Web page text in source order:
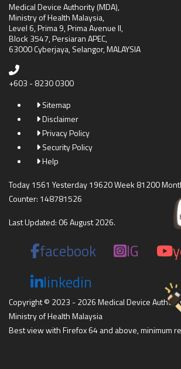
Medical Device Authority (MDA),
Ministry of Health Malaysia,
Level 6, Prima 9, Prima Avenue II,
Block 3547, Persiaran APEC,
63000 Cyberjaya, Selangor, MALAYSIA
+603 - 8230 0300
Sitemap
Disclaimer
Privacy Policy
Security Policy
Help
Today 1561 Yesterday 19620 Week 81200
Counter: 148781526
Last Updated: 06 August 2026.
facebook IG
linkedin
Copyright © 2023 - 2026 Medical Device
Ministry of Health Malaysia
Best view with Firefox 64 and above, minimum